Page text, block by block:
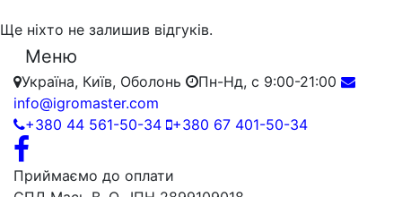
Ще ніхто не залишив відгуків.
Меню
Україна, Київ, Оболонь
Пн-Нд, с 9:00-21:00
info@igromaster.com
+380 44 561-50-34
+380 67 401-50-34
Приймаємо до оплати